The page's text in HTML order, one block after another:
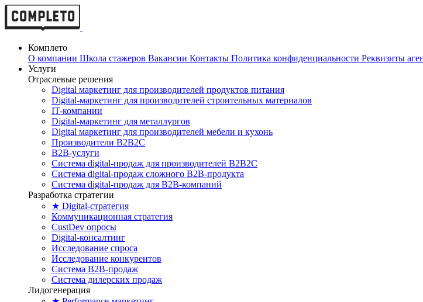
Комплето
О компании Школа стажеров Вакансии Контакты Политика конфиденциальности Реквизиты
Услуги
Отраслевые решения
Digital маркетинг для производителей продуктов питания
Digital-маркетинг для производителей строительных материалов
IT-компании
Digital-маркетинг для металлургов
Digital маркетинг для производителей мебели и кухонь
Производители B2B2C
B2B-услуги
Cистема digital-продаж для производителей B2B2C
Система digital-продаж сложного B2B-продукта
Система digital-продаж для B2B-компаний
Разработка стратегии
★ Digital-стратегия
Коммуникационная стратегия
CustDev опросы
Digital-консалтинг
Исследование спроса
Исследование конкурентов
Система B2B-продаж
Система дилерских продаж
Лидогенерация